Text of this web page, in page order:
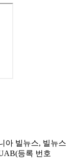
아 빌뉴스, 빌뉴스
등록 번호